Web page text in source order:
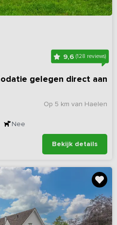
9,6 (128 reviews)
gelegen direct aan
Op 5 km van Haelen
Nee
Bekijk details